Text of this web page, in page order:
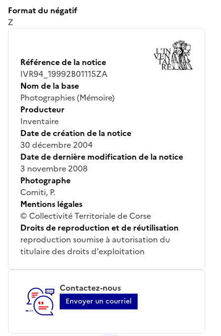
Format du négatif
Z
Référence de la notice
IVR94_19992B01115ZA
Nom de la base
Photographies (Mémoire)
Producteur
Inventaire
Date de création de la notice
30 décembre 2004
Date de dernière modification de la notice
3 novembre 2008
Photographe
Comiti, P.
Mentions légales
© Collectivité Territoriale de Corse
Droits de reproduction et de réutilisation
reproduction soumise à autorisation du
titulaire des droits d'exploitation
Contactez-nous
Envoyer un courriel